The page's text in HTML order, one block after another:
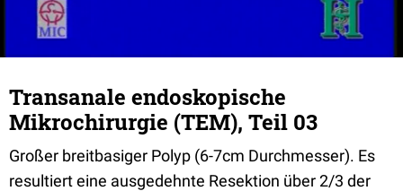
Transanale endoskopische
Mikrochirurgie (TEM), Teil 03
Großer breitbasiger Polyp (6-7cm Durchmesser). Es
resultiert eine ausgedehnte Resektion über 2/3 der